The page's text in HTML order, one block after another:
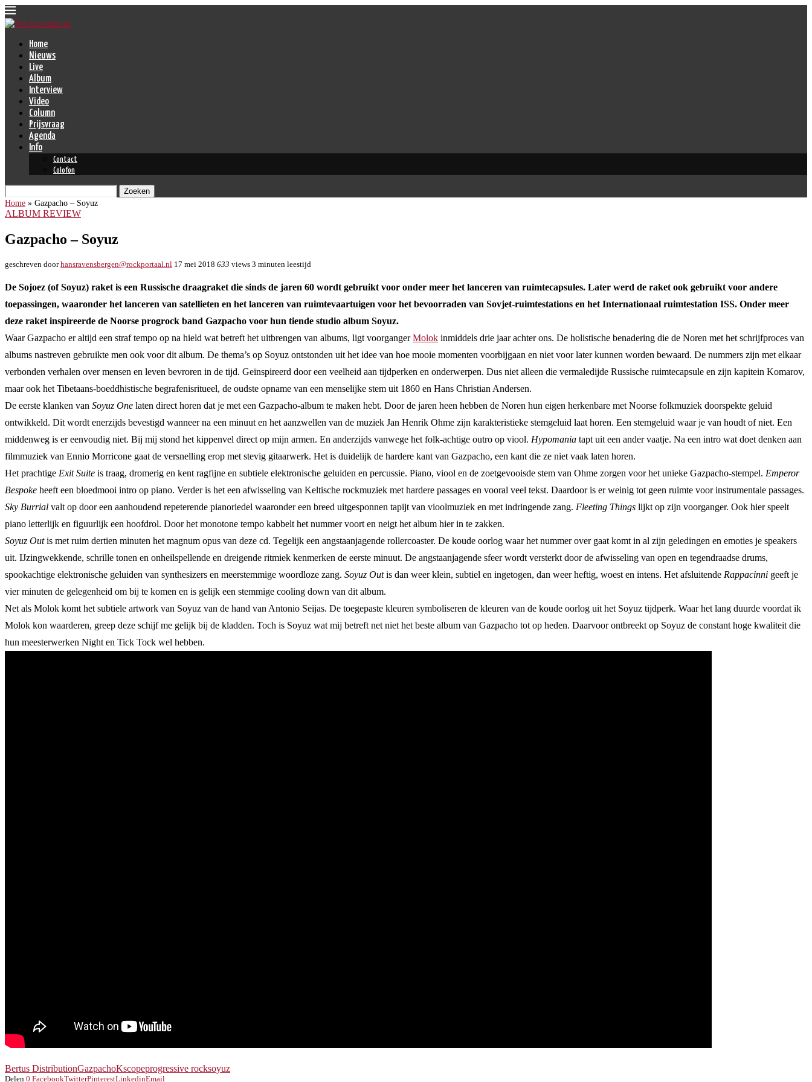
Home
Nieuws
Live
Album
Interview
Video
Column
Prijsvraag
Agenda
Info
Contact
Colofon
Zoeken
Home » Gazpacho – Soyuz
ALBUM REVIEW
Gazpacho – Soyuz
geschreven doorhansravensbergen@rockportaal.nl 17 mei 2018 633 views 3 minuten leestijd
De Sojoez (of Soyuz) raket is een Russische draagraket die sinds de jaren 60 wordt gebruikt voor onder meer het lanceren van ruimtecapsules. Later werd de raket ook gebruikt voor andere
toepassingen, waaronder het lanceren van satellieten en het lanceren van ruimtevaartuigen voor het bevoorraden van Sovjet-ruimtestations en het Internationaal ruimtestation ISS. Onder meer
deze raket inspireerde de Noorse progrock band Gazpacho voor hun tiende studio album Soyuz.
Waar Gazpacho er altijd een straf tempo op na hield wat betreft het uitbrengen van albums, ligt voorgangerMolok inmiddels drie jaar achter ons. De holistische benadering die de Noren met het schrijfproces van
albums nastreven gebruikte men ook voor dit album. De thema’s op Soyuz ontstonden uit het idee van hoe mooie momenten voorbijgaan en niet voor later kunnen worden bewaard. De nummers zijn met elkaar
verbonden verhalen over mensen en leven bevroren in de tijd. Geïnspireerd door een veelheid aan tijdperken en onderwerpen. Dus niet alleen die vermaledijde Russische ruimtecapsule en zijn kapitein Komarov,
maar ook het Tibetaans-boeddhistische begrafenisritueel, de oudste opname van een menselijke stem uit 1860 en Hans Christian Andersen.
De eerste klanken van Soyuz One laten direct horen dat je met een Gazpacho-album te maken hebt. Door de jaren heen hebben de Noren hun eigen herkenbare met Noorse folkmuziek doorspekte geluid
ontwikkeld. Dit wordt enerzijds bevestigd wanneer na een minuut en het aanzwellen van de muziek Jan Henrik Ohme zijn karakteristieke stemgeluid laat horen. Een stemgeluid waar je van houdt of niet. Een
middenweg is er eenvoudig niet. Bij mij stond het kippenvel direct op mijn armen. En anderzijds vanwege het folk-achtige outro op viool. Hypomania tapt uit een ander vaatje. Na een intro wat doet denken aan
filmmuziek van Ennio Morricone gaat de versnelling erop met stevig gitaarwerk. Het is duidelijk de hardere kant van Gazpacho, een kant die ze niet vaak laten horen.
Het prachtige Exit Suite is traag, dromerig en kent ragfijne en subtiele elektronische geluiden en percussie. Piano, viool en de zoetgevooisde stem van Ohme zorgen voor het unieke Gazpacho-stempel. Emperor
Bespoke heeft een bloedmooi intro op piano. Verder is het een afwisseling van Keltische rockmuziek met hardere passages en vooral veel tekst. Daardoor is er weinig tot geen ruimte voor instrumentale passages.
Sky Burrial valt op door een aanhoudend repeterende pianoriedel waaronder een breed uitgesponnen tapijt van vioolmuziek en met indringende zang. Fleeting Things lijkt op zijn voorganger. Ook hier speelt
piano letterlijk en figuurlijk een hoofdrol. Door het monotone tempo kabbelt het nummer voort en neigt het album hier in te zakken.
Soyuz Outis met ruim dertien minuten het magnum opus van deze cd. Tegelijk een angstaanjagende rollercoaster. De koude oorlog waar het nummer over gaat komt in al zijn geledingen en emoties je speakers
uit. IJzingwekkende, schrille tonen en onheilspellende en dreigende ritmiek kenmerken de eerste minuut. De angstaanjagende sfeer wordt versterkt door de afwisseling van open en tegendraadse drums,
spookachtige elektronische geluiden van synthesizers en meerstemmige woordloze zang. Soyuz Outis dan weer klein, subtiel en ingetogen, dan weer heftig, woest en intens. Het afsluitende Rappacinni geeft je
vier minuten de gelegenheid om bij te komen en is gelijk een stemmige cooling down van dit album.
Net als Molok komt het subtiele artwork van Soyuz van de hand van Antonio Seijas. De toegepaste kleuren symboliseren de kleuren van de koude oorlog uit het Soyuz tijdperk. Waar het lang duurde voordat ik
Molok kon waarderen, greep deze schijf me gelijk bij de kladden. Toch is Soyuz wat mij betreft net niet het beste album van Gazpacho tot op heden. Daarvoor ontbreekt op Soyuz de constant hoge kwaliteit die
hun meesterwerken Night en Tick Tock wel hebben.
Bertus DistributionGazpachoKscopeprogressive rocksoyuz
Delen 0 FacebookTwitterPinterestLinkedinEmail